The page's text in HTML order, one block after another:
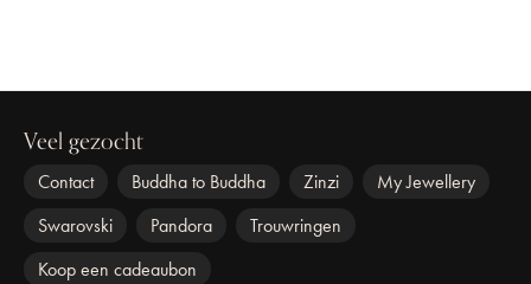
Veel gezocht
Contact Buddha to Buddha Zinzi
My Jewellery
Swarovski
Pandora
Trouwringen
Koop een cadeaubon